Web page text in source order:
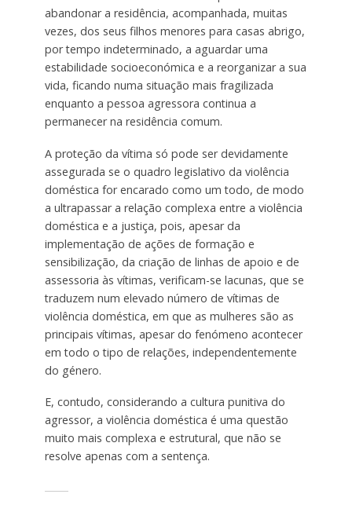
abandonar a residência, acompanhada, muitas
vezes, dos seus filhos menores para casas abrigo,
por tempo indeterminado, a aguardar uma
estabilidade socioeconómica e a reorganizar a sua
vida, ficando numa situação mais fragilizada
enquanto a pessoa agressora continua a
permanecer na residência comum.
A proteção da vítima só pode ser devidamente
assegurada se o quadro legislativo da violência
doméstica for encarado como um todo, de modo
a ultrapassar a relação complexa entre a violência
doméstica e a justiça, pois, apesar da
implementação de ações de formação e
sensibilização, da criação de linhas de apoio e de
assessoria às vítimas, verificam-se lacunas, que se
traduzem num elevado número de vítimas de
violência doméstica, em que as mulheres são as
principais vítimas, apesar do fenómeno acontecer
em todo o tipo de relações, independentemente
do género.
E, contudo, considerando a cultura punitiva do
agressor, a violência doméstica é uma questão
muito mais complexa e estrutural, que não se
resolve apenas com a sentença.